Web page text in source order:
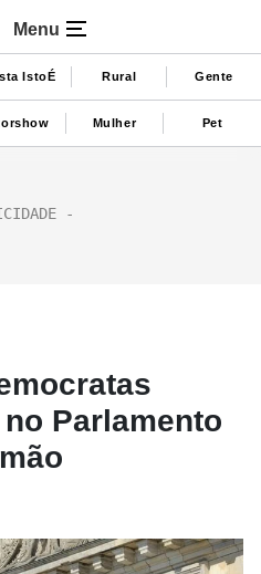
Menu
IstoÉ Rural Gente
Mulher Pet
Parlamento